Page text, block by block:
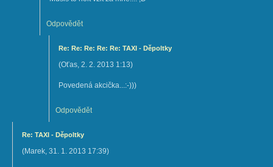
Odpovědět
Re: Re: Re: Re: Re: TAXI - Děpoltky
(Oťas, 2. 2. 2013 1:13)
Povedená akcička...:-)))
Odpovědět
Re: TAXI - Děpoltky
(Marek, 31. 1. 2013 17:39)